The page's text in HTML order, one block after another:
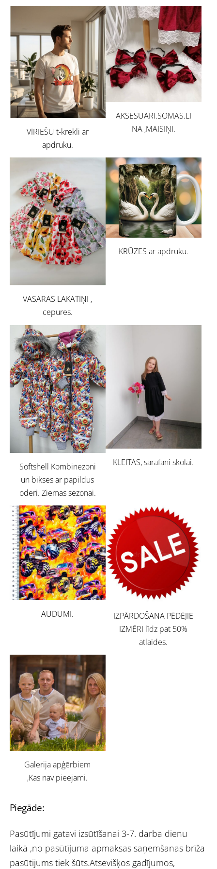
Piegāde:
Pasūtījumi gatavi izsūtīšanai 3-7. darba dienu
laikā ,no pasūtījuma apmaksas saņemšanas brīža
pasūtijums tiek šūts.Atsevišķos gadījumos,
VĪRIEŠU t-krekli ar
apdruku.
AKSESUĀRI.SOMAS.LI
NA ,MAISIŅI.
VASARAS LAKATIŅI ,
cepures.
KRŪZES ar apdruku.
Softshell Kombinezoni
un bikses ar papildus
oderi. Ziemas sezonai.
KLEITAS, sarafāni skolai.
AUDUMI.
IZPĀRDOŠANA PĒDĒJIE
IZMĒRI līdz pat 50%
atlaides.
Galerija apģērbiem
,Kas nav pieejami.